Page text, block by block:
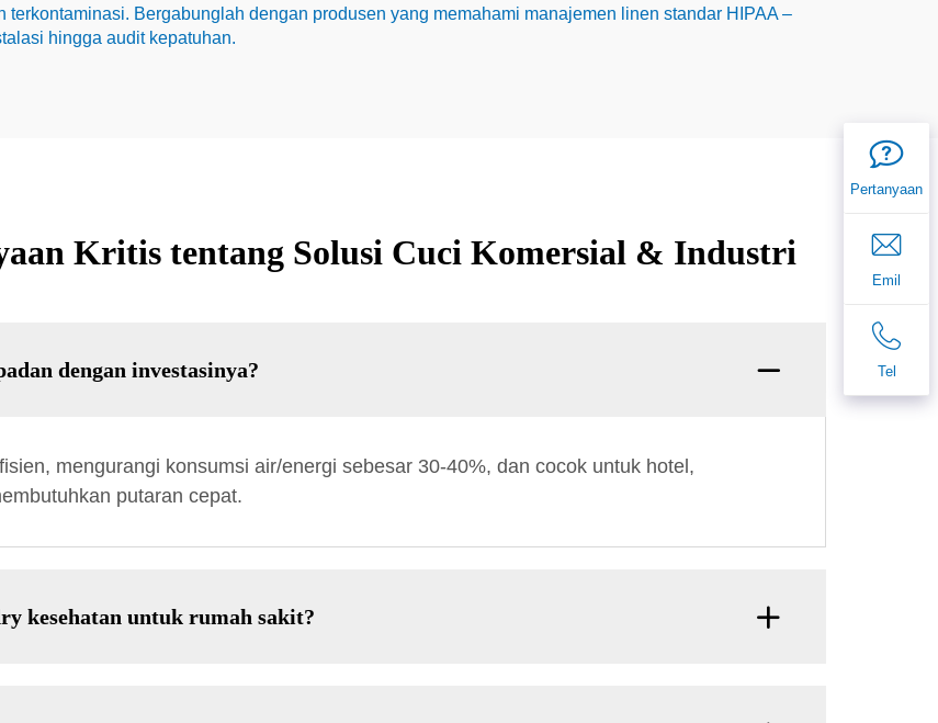
terkontaminasi. Bergabunglah dengan produsen yang memahami manajemen linen standar HIPAA –
hingga audit kepatuhan.
Kritis tentang Solusi Cuci Komersial & Industri
dengan investasinya?
mengurangi konsumsi air/energi sebesar 30-40%, dan cocok untuk hotel,
putaran cepat.
kesehatan untuk rumah sakit?
Pertanyaan
Emil
Tel